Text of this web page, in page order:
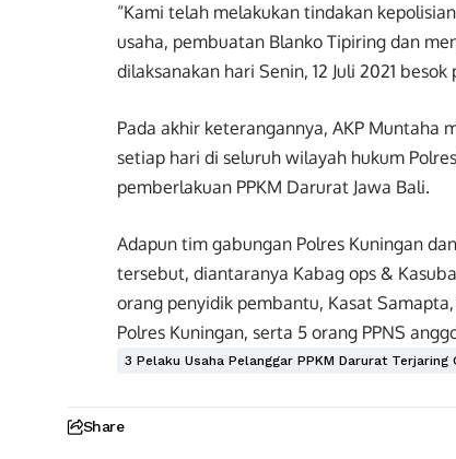
“Kami telah melakukan tindakan
usaha, pembuatan Blanko Tipiring dan
dilaksanakan hari Senin, 12 Juli 2021
Pada akhir keterangannya, AKP Muntaha
setiap hari di seluruh wilayah hukum
pemberlakuan PPKM Darurat Jawa Bali.
Adapun tim gabungan Polres Kuningan
tersebut, diantaranya Kabag ops &
orang penyidik pembantu, Kasat
Polres Kuningan, serta 5 orang PPNS
3 Pelaku Usaha Pelanggar PPKM Darurat
Share